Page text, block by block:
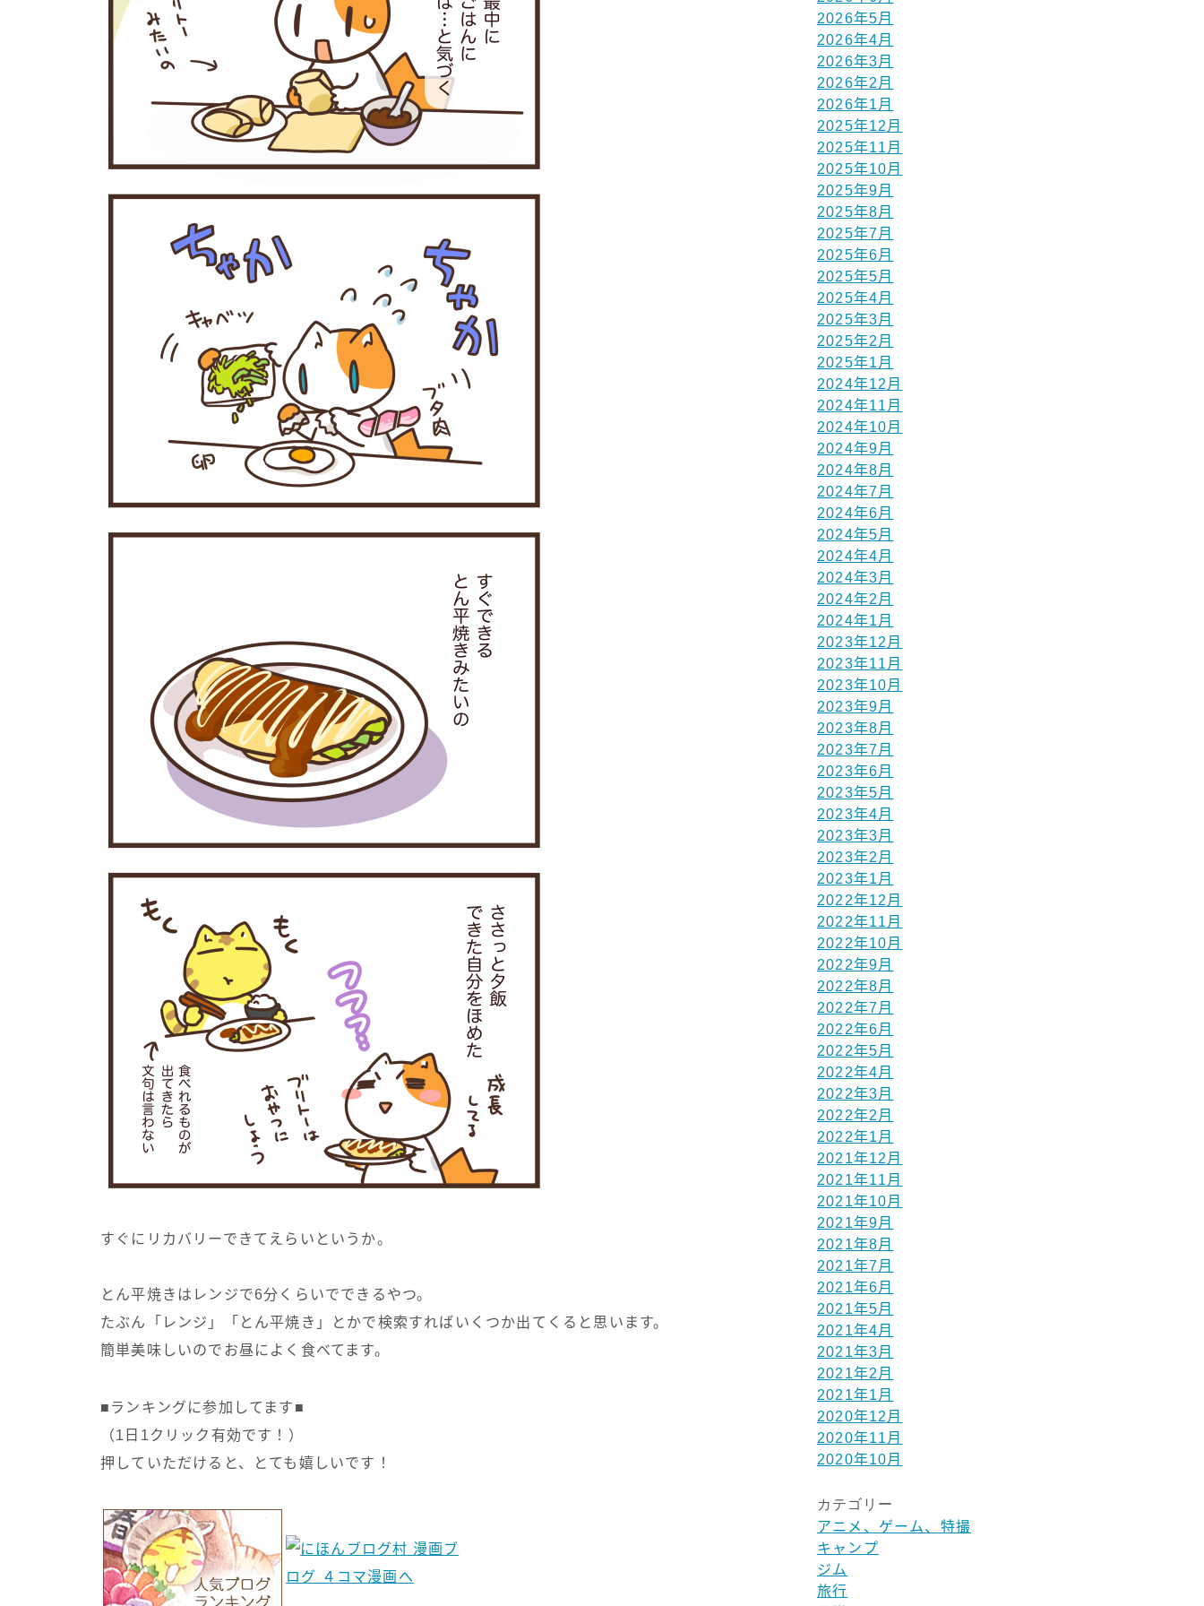
すぐにリカバリーできてえらいというか。
とん平焼きはレンジで6分くらいでできるやつ。
たぶん「レンジ」「とん平焼き」とかで検索すればいくつか出てくると思います。
簡単美味しいのでお昼によく食べてます。
■ランキングに参加してます■
（1日1クリック有効です！）
押していただけると、とても嬉しいです！
2026年5月
2026年4月
2026年3月
2026年2月
2026年1月
2025年12月
2025年11月
2025年10月
2025年9月
2025年8月
2025年7月
2025年6月
2025年5月
2025年4月
2025年3月
2025年2月
2025年1月
2024年12月
2024年11月
2024年10月
2024年9月
2024年8月
2024年7月
2024年6月
2024年5月
2024年4月
2024年3月
2024年2月
2024年1月
2023年12月
2023年11月
2023年10月
2023年9月
2023年8月
2023年7月
2023年6月
2023年5月
2023年4月
2023年3月
2023年2月
2023年1月
2022年12月
2022年11月
2022年10月
2022年9月
2022年8月
2022年7月
2022年6月
2022年5月
2022年4月
2022年3月
2022年2月
2022年1月
2021年12月
2021年11月
2021年10月
2021年9月
2021年8月
2021年7月
2021年6月
2021年5月
2021年4月
2021年3月
2021年2月
2021年1月
2020年12月
2020年11月
2020年10月
カテゴリー
アニメ、ゲーム、特撮
キャンプ
ジム
旅行